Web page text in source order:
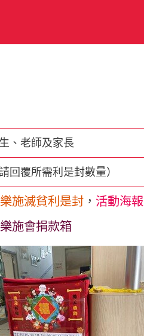
、老師及家長
回覆所需利是封數量）
樂施滅貧利是封 ， 活動海報
樂施會捐款箱